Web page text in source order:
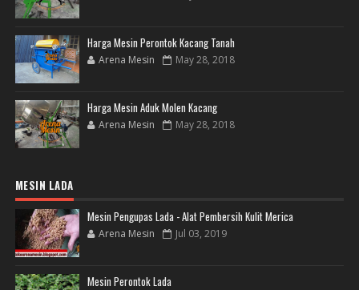
Harga Mesin Perontok Kacang Tanah
Arena Mesin May 28, 2018
Harga Mesin Aduk Molen Kacang
Arena Mesin May 28, 2018
MESIN LADA
Mesin Pengupas Lada - Alat Pembersih Kulit Merica
Arena Mesin Jul 03, 2019
Mesin Perontok Lada